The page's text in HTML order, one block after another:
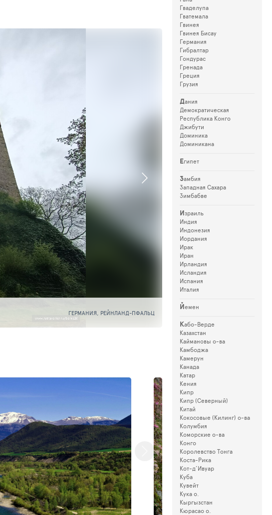
ГЕРМАНИЯ РЕЙНЛАНД-ПФАЛЬЦ SCLAUENI
Гваделупа
Гватемала
Гвинея
Гвинея Бисау
Германия
Гибралтар
Гондурас
Гренада
Греция
Грузия
Дания
Демократическая
Республика Конго
Джибути
Доминика
Доминикана
Египет
Замбия
Западная Сахара
Зимбабве
Израиль
Индия
Индонезия
Иордания
Ирак
Иран
Ирландия
Исландия
Испания
Италия
Йемен
Кабо-Верде
Казахстан
Каймановы о-ва
Камбоджа
Камерун
Канада
Катар
Кения
Кипр
Кипр (Северный)
Китай
Кокосовые (Килинг) о-ва
Колумбия
Коморские о-ва
Конго
Королевство Тонга
Коста-Рика
Кот-д’Ивуар
Куба
Кувейт
Кука о.
Кыргызстан
Кюрасао о.